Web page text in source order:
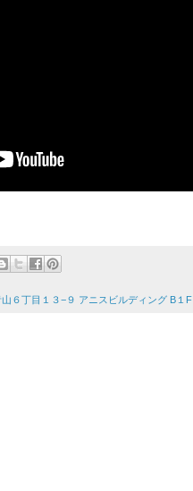
６丁目１３−９ アニスビルディング B１F